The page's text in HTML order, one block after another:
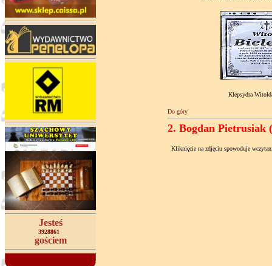
Jesteś
3928861
gościem
Klepsydra
Do góry
2. Bogdan Pietrusiak
Kliknięcie na zdjęciu spowoduje